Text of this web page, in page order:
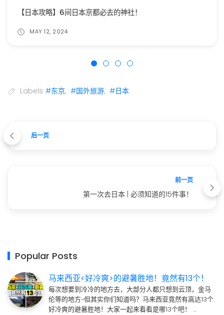
【日本攻略】6间日本京都必去的神社！
MAY 12, 2024
Labels #东京, #国外旅游, #日本
后一页
前一页
第一次去日本 | 必须知道的15件事！
Popular Posts
马来西亚<好冷爽>的避暑胜地！竟然有13个！
每次想要到冷冷的地方去，大部分人都只想到云顶，金马
伦等的地方~但其实你们知道吗？马来西亚竟然有高达13个
好冷爽的避暑胜地！大家一起来看看是哪13个吧！ …